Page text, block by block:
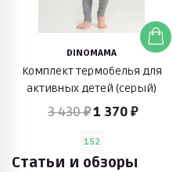
DINOMAMA
Комплект термобелья для
активных детей (серый)
3 430 ₽1 370 ₽
152
Статьи и обзоры